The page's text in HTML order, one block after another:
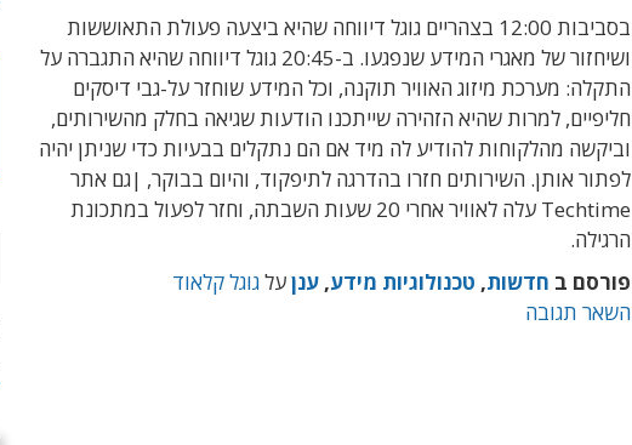
בסביבות 12:00 בצהריים גוגל דיווחה שהיא ביצעה פעולת התאוששות
ושיחזור של מאגרי המידע שנפגעו. ב-20:45 גוגל דיווחה שהיא התגברה על
התקלה: מערכת מיזוג האוויר תוקנה, וכל המידע שוחזר על-גבי דיסקים
חליפיים, למרות שהיא הזהירה שייתכנו הודעות שגיאה בחלק מהשירותים,
וביקשה מהלקוחות להודיע לה מיד אם הם נתקלים בבעיות כדי שניתן יהיה
לפתור אותן. השירותים חזרו בהדרגה לתיפקוד, והיום בבוקר, |גם אתר
Techtime עלה לאוויר אחרי 20 שעות השבתה, וחזר לפעול במתכונת
הרגילה.
פורסם ב חדשות, טכנולוגיות מידע, ענןעלגוגל קלאוד
השאר תגובה